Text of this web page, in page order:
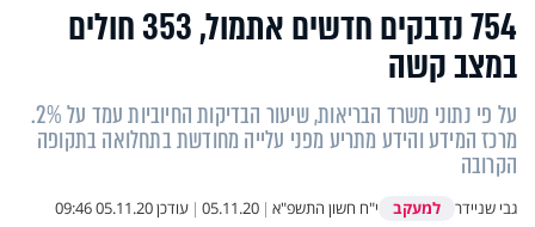
754 נדבקים חדשים אתמול, 353 חולים
במצב קשה
על פי נתוני משרד הבריאות, שיעור הבדיקות החיוביות עמד על 2%.
מרכז המידע והידע מתריע מפני עלייה מחודשת בתחלואה בתקופה
הקרובה
גבי שניידר למעקב י"ח חשון התשפ"א |
05.11.20
| עודכן05.11.20 09:46